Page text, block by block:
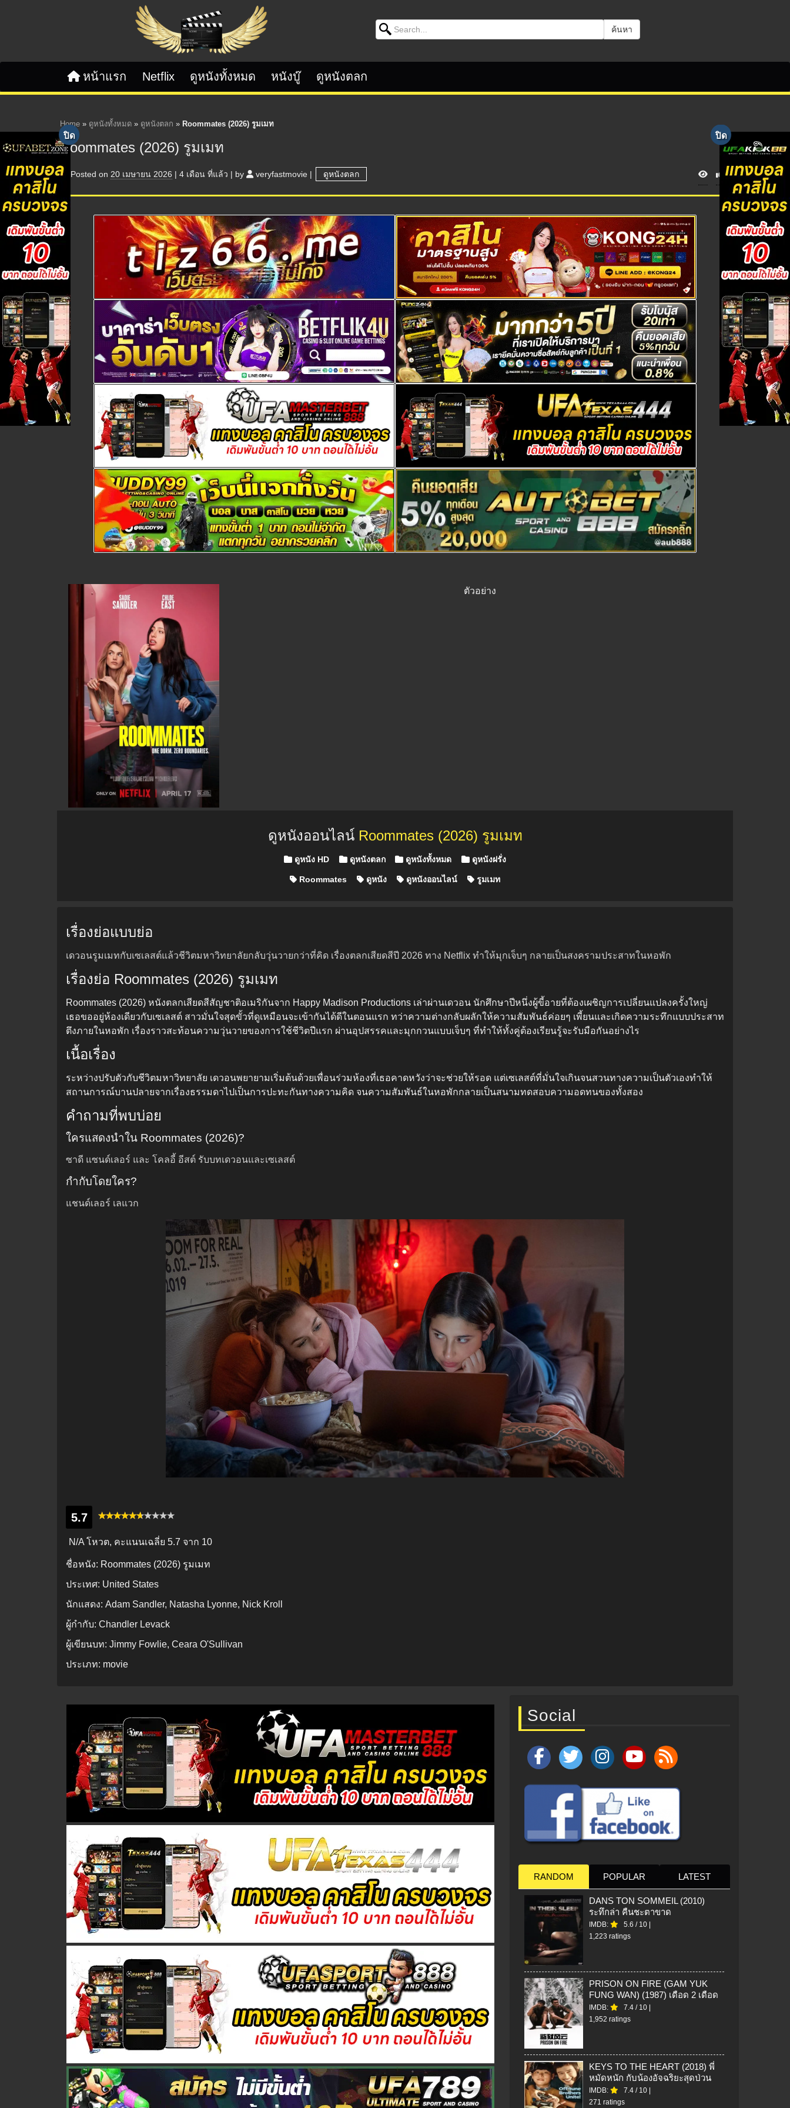
Search for: ค้นหา
หน้าแรก Netflix ดูหนังทั้งหมด หนังบู๊ ดูหนังตลก
Home » ดูหนังทั้งหมด » ดูหนังตลก » Roommates (2026) รูมเมท
Roommates (2026) รูมเมท
Posted on 20 เมษายน 2026 | 4 เดือน ที่แล้ว | by veryfastmovie | ดูหนังตลก V
i
ตัวอย่าง
ดูหนังออนไลน์ Roommates (2026) รูมเมท
Posted in
ดูหนัง HD ดูหนังตลก ดูหนังทั้งหมด ดูหนังฝรั่ง
Roommates ดูหนัง ดูหนังออนไลน์ รูมเมท
เรื่องย่อแบบย่อ
เดวอนรูมเมทกับเซเลสต์แล้วชีวิตมหาวิทยาลัยกลับวุ่นวายกว่าที่คิด เรื่องตลกเสียดสีปี 2026 ทาง Netflix ทำให้มุกเจ็บๆ กลายเป็นสงครามประสาทในหอพัก
เรื่องย่อ Roommates (2026) รูมเมท
Roommates (2026) หนังตลกเสียดสีสัญชาติอเมริกันจาก Happy Madison Productions เล่าผ่านเดวอน นักศึกษาปีหนึ่งผู้ขี้อายที่ต้องเผชิญการเปลี่ยนแปลงครั้งใหญ่
เธอขออยู่ห้องเดียวกับเซเลสต์ สาวมั่นใจสุดขั้วที่ดูเหมือนจะเข้ากันได้ดีในตอนแรก ทว่าความต่างกลับผลักให้ความสัมพันธ์ค่อยๆ เพี้ยนและเกิดความระทึกแบบประสาท
ตึงภายในหอพัก เรื่องราวสะท้อนความวุ่นวายของการใช้ชีวิตปีแรก ผ่านอุปสรรคและมุกกวนแบบเจ็บๆ ที่ทำให้ทั้งคู่ต้องเรียนรู้จะรับมือกันอย่างไร
เนื้อเรื่อง
ระหว่างปรับตัวกับชีวิตมหาวิทยาลัย เดวอนพยายามเริ่มต้นด้วยเพื่อนร่วมห้องที่เธอคาดหวังว่าจะช่วยให้รอด แต่เซเลสต์ที่มั่นใจเกินจนสวนทางความเป็นตัวเองทำให้
สถานการณ์บานปลายจากเรื่องธรรมดาไปเป็นการปะทะกันทางความคิด จนความสัมพันธ์ในหอพักกลายเป็นสนามทดสอบความอดทนของทั้งสอง
คำถามที่พบบ่อย
ใครแสดงนำใน Roommates (2026)?
ซาดี แซนด์เลอร์ และ โคลอี้ อีสต์ รับบทเดวอนและเซเลสต์
กำกับโดยใคร?
แชนด์เลอร์ เลแวก
5.7
N/A โหวต, คะแนนเฉลี่ย 5.7 จาก 10
ชื่อหนัง: Roommates (2026) รูมเมท
ประเทศ: United States
นักแสดง: Adam Sandler, Natasha Lyonne, Nick Kroll
ผู้กำกับ: Chandler Levack
ผู้เขียนบท: Jimmy Fowlie, Ceara O'Sullivan
ประเภท: movie
Social
RANDOM POPULAR LATEST
DANS TON SOMMEIL (2010)
ระทึกล่า คืนชะตาขาด
IMDB: 5.6 / 10
1,223 ratings
PRISON ON FIRE (GAM YUK
FUNG WAN) (1987) เดือด 2 เดือด
IMDB: 7.4 / 10
1,952 ratings
KEYS TO THE HEART (2018) พี่
หมัดหนัก กับน้องอัจฉริยะสุดป่วน
IMDB: 7.4 / 10
271 ratings